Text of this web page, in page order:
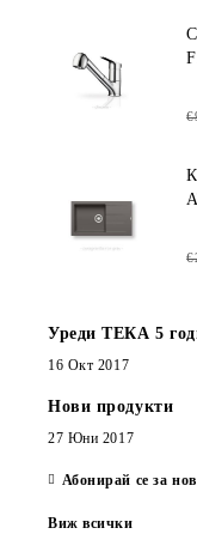
Уреди ТЕКА 5
16 Окт 2017
Нови продукти
27 Юни 2017
Абонирай се за
Виж всички